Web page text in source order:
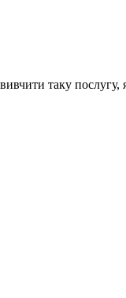
таку послугу,